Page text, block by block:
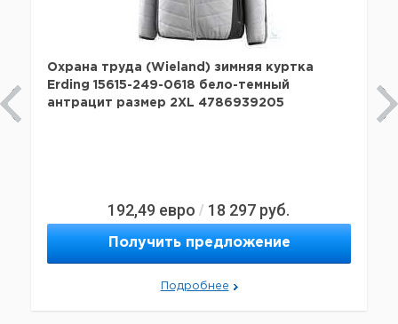
Охрана труда (Wieland) зимняя куртка
Erding 15615-249-0618 бело-темный
антрацит размер 2XL 4786939205
192,49 евро / 18 297 руб.
Получить предложение
Подробнее